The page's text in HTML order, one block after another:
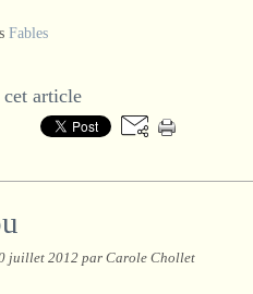
Fables
cet article
juillet 2012 par Carole Chollet